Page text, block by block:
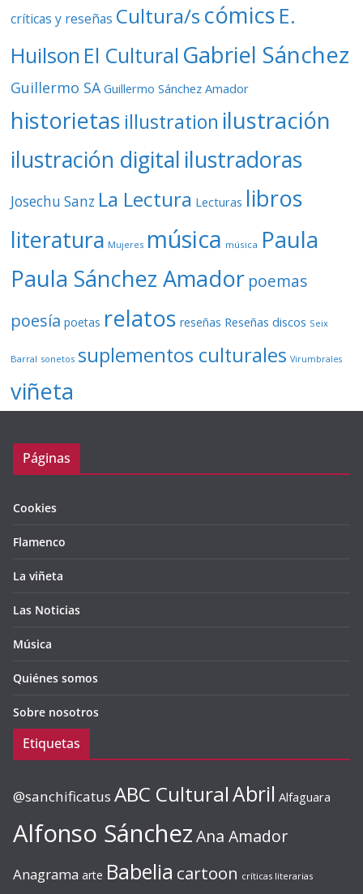
críticas y reseñas Cultura/s cómics E.
Huilson El Cultural Gabriel Sánchez
Guillermo SA Guillermo Sánchez Amador
historietas illustration ilustración
ilustración digital ilustradoras
Josechu Sanz La Lectura Lecturas libros
literatura Mujeres música música Paula
Paula Sánchez Amador poemas
poesía poetas relatos reseñas Reseñas discos Seix
Barral sonetos suplementos culturales Virumbrales
viñeta
Páginas
Cookies
Flamenco
La viñeta
Las Noticias
Música
Quiénes somos
Sobre nosotros
Etiquetas
@sanchificatus ABC CulturalAbril Alfaguara
Alfonso SánchezAna Amador
Anagrama arte Babelia cartoon críticas literarias